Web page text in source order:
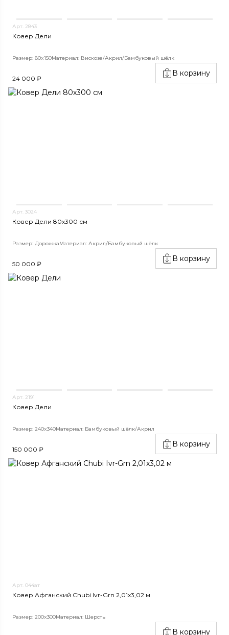
Арт. 2843
Ковер Дели
Размер: 80x150Материал: Вискоза/Акрил/Бамбуковый шёлк
24 000 ₽
В корзину
Арт. 3024
Ковер Дели 80х300 см
Размер: ДорожкаМатериал: Акрил/Бамбуковый шёлк
50 000 ₽
В корзину
Арт. 2191
Ковер Дели
Размер: 240x340Материал: Бамбуковый шёлк/Акрил
150 000 ₽
В корзину
Арт. 044ат
Ковер Афганский Chubi Ivr-Grn 2,01x3,02 м
Размер: 200x300Материал: Шерсть
В корзину